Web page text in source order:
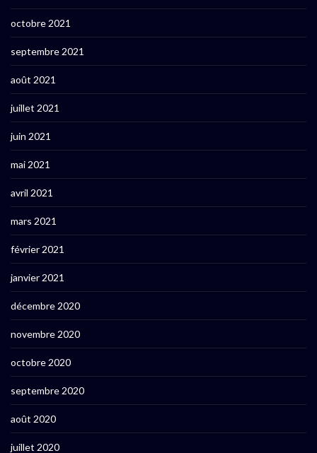
octobre 2021
septembre 2021
août 2021
juillet 2021
juin 2021
mai 2021
avril 2021
mars 2021
février 2021
janvier 2021
décembre 2020
novembre 2020
octobre 2020
septembre 2020
août 2020
juillet 2020